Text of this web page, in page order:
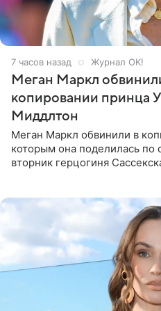
7 часов назад Журнал OK!
Меган Маркл
копировании принца
Миддлтон
Меган Маркл обвинили в
которым она поделилась по
вторник герцогиня